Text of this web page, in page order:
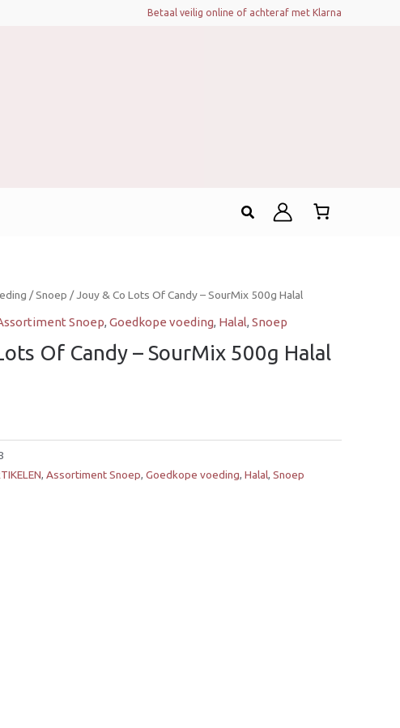
Betaal veilig online of achteraf met Klarna
Zoeken
/Snoep / Jouy & Co Lots Of Candy – SourMix 500g Halal
Snoep, Goedkope voeding, Halal, Snoep
Of Candy – SourMix 500g Halal
, Assortiment Snoep, Goedkope voeding, Halal, Snoep